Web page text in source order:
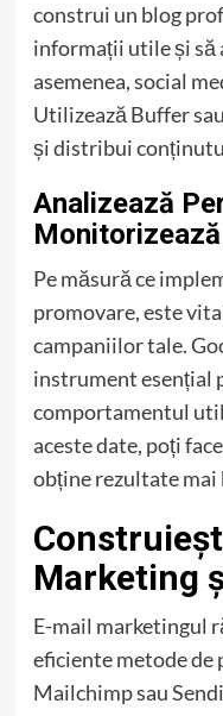
construi un blog
informații utile și
asemenea, social
Utilizează Buffer
și distribui
Analizează
Pe măsură ce
promovare, este
campaniilor tale.
instrument esențial
comportamentul
aceste date, poți
obține rezultate mai
Marketing
E-mail marketingul
eficiente metode de
Mailchimp sau